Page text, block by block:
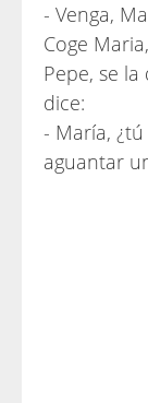
- Venga,
Coge
Pepe, se
dice:
- María,
aguantar